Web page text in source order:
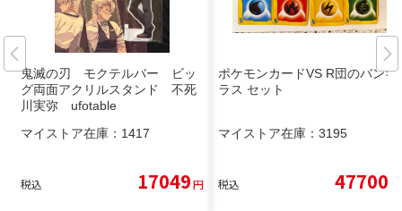
鬼滅の刃 モクテルバー ビッ
グ両面アクリルスタンド 不死
川実弥 ufotable
マイストア在庫： 1417
税込 17049円
ポケモンカードVS R団のバンギ
ラス セット
マイストア在庫： 3195
税込 47700